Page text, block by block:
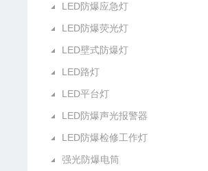
LED防爆应急灯
LED防爆荧光灯
LED壁式防爆灯
LED路灯
LED平台灯
LED防爆声光报警器
LED防爆检修工作灯
强光防爆电筒